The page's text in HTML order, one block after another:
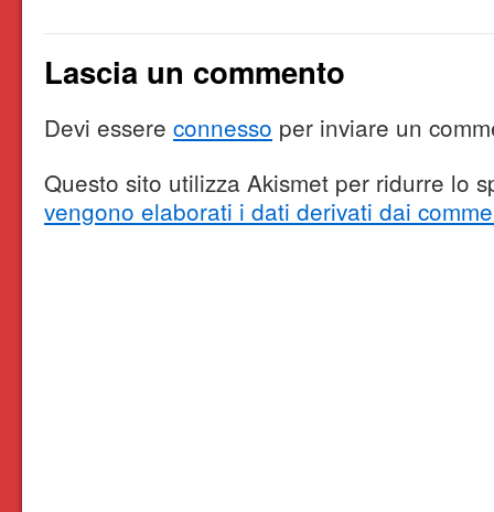
Lascia un commento
Devi essere connesso per inviare un
Questo sito utilizza Akismet per ridurre lo
vengono elaborati i dati derivati dai